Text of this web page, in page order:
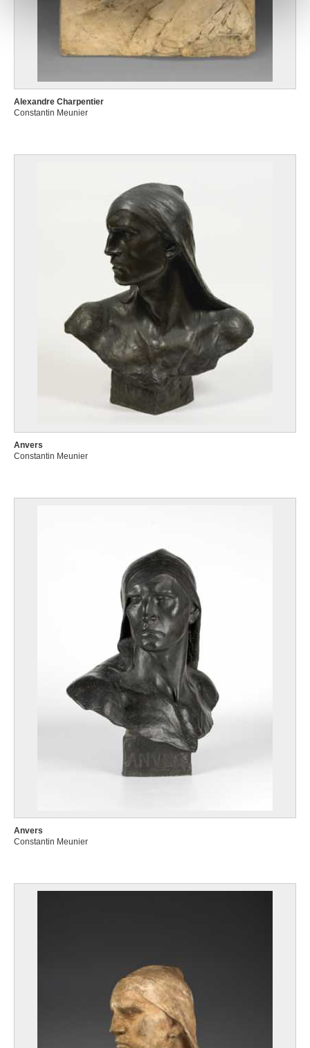
notre site avec nos partenaires de médias sociaux, de
publicité et d'analyse, qui peuvent combiner celles-ci
avec d'autres informations que vous leur avez fournies
ou qu'ils ont collectées lors de votre utilisation de leurs
Alexandre Charpentier
Constantin Meunier
Anvers
Constantin Meunier
Anvers
Constantin Meunier